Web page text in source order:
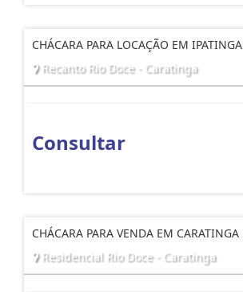
CHÁCARA PARA LOCAÇÃO EM IPATINGA
Recanto Rio Doce - Caratinga
Consultar
CHÁCARA PARA VENDA EM CARATINGA
Residencial Rio Doce - Caratinga